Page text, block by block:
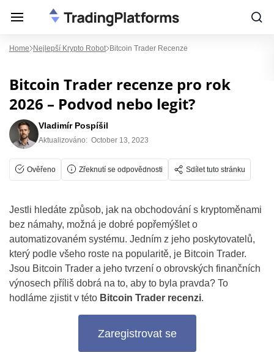
Home Nejlepší Krypto Robot Bitcoin Trader Recenze
Bitcoin Trader recenze pro rok
2026 – Podvod nebo legit?
Vladimír Pospíšil
Aktualizováno: October 13, 2023
Ověřeno Zřeknutí se odpovědnosti Sdílet tuto stránku
Jestli hledáte způsob, jak na obchodování s kryptoměnami
bez námahy, možná je dobré popřemýšlet o
automatizovaném systému. Jedním z jeho poskytovatelů,
který podle všeho roste na popularitě, je Bitcoin Trader.
Jsou Bitcoin Trader a jeho tvrzení o obrovských finančních
výnosech příliš dobrá na to, aby to byla pravda? To
hodláme zjistit v této Bitcoin Trader recenzi.
Zaregistrovat se